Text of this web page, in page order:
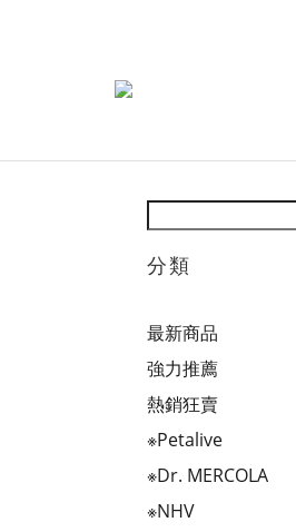
分類
最新商品
強力推薦
熱銷狂賣
※Petalive
※Dr. MERCOLA
※NHV